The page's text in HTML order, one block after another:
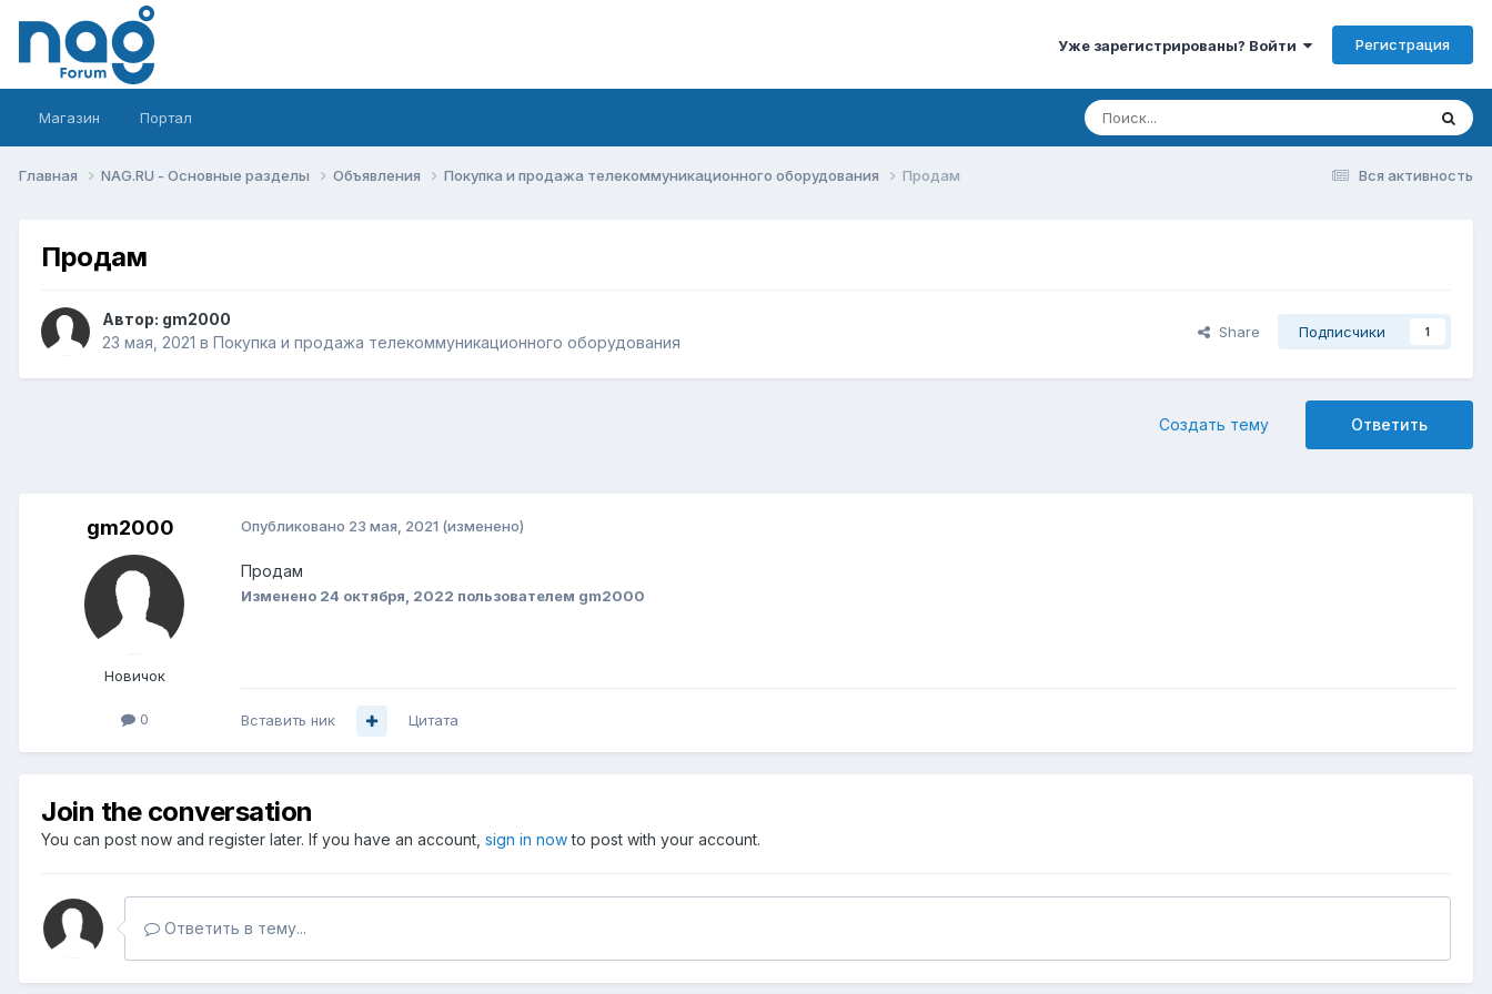
Уже зарегистрированы? Войти Регистрация
Магазин Портал
Вся активность
Главная NAG.RU - Основные разделы Объявления Покупка и продажа телекоммуникационного оборудования Продам
Продам
Автор: gm2000
23 мая, 2021 в Покупка и продажа телекоммуникационного оборудования
Share Подписчики 1
Ответить
Создать тему
gm2000
Новичок
0
Опубликовано 23 мая, 2021 (изменено)
Продам
Изменено 24 октября, 2022 пользователем gm2000
Вставить ник Цитата
Join the conversation
You can post now and register later. If you have an account, sign in nowto post with your account.
Ответить в тему...